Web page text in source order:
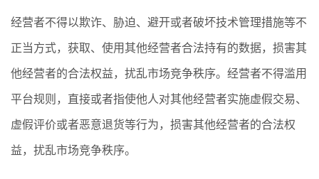
经营者不得以欺诈、胁迫、避开或者破坏技术管理措施等不
正当方式，获取、使用其他经营者合法持有的数据，损害其
他经营者的合法权益，扰乱市场竞争秩序。经营者不得滥用
平台规则，直接或者指使他人对其他经营者实施虚假交易、
虚假评价或者恶意退货等行为，损害其他经营者的合法权
益，扰乱市场竞争秩序。